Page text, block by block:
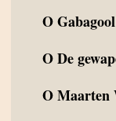
OGabagool
ODe
OMaarten